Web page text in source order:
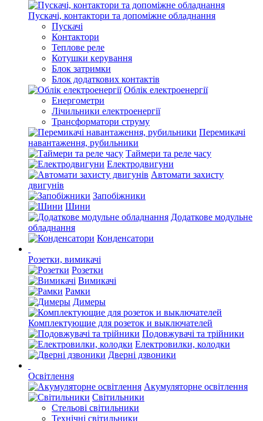
Пускачі, контактори та допоміжне обладнання
Пускачі
Контактори
Теплове реле
Котушки керування
Блок затримки
Блок додаткових контактів
Облік електроенергії
Енергометри
Лічильники електроенергії
Трансформатори струму
Перемикачі
навантаження, рубильники
Таймери та реле часу
Електродвигуни
Автомати захисту
двигунів
Запобіжники
Шини
Додаткове модульне
обладнання
Конденсатори
Розетки, вимикачі
Розетки
Вимикачі
Рамки
Димеры
Комплектующие для розеток и выключателей
Подовжувачі та трійники
Електровилки, колодки
Дверні дзвоники
Освітлення
Акумуляторне освітлення
Світильники
Стельові світильники
Технічні світильники